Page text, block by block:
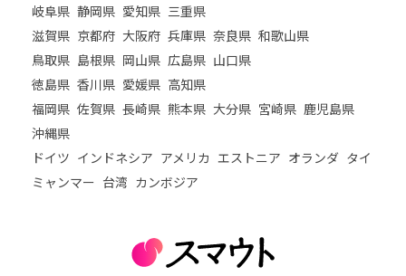
岐阜県 静岡県 愛知県 三重県
滋賀県 京都府 大阪府 兵庫県 奈良県 和歌山県
鳥取県 島根県 岡山県 広島県 山口県
徳島県 香川県 愛媛県 高知県
福岡県 佐賀県 長崎県 熊本県 大分県 宮崎県 鹿児島県
沖縄県
ドイツ インドネシア アメリカ エストニア オランダ タイ
ミャンマー 台湾 カンボジア